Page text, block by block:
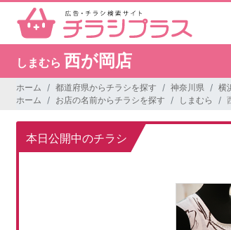
しまむら 西が岡店
ホーム 都道府県からチラシを探す 神奈川県 横
ホーム
お店の名前からチラシを探す しまむら
本日公開中のチラシ